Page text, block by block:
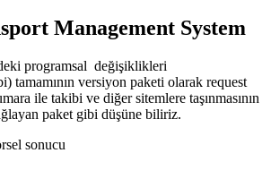
Management System
programsal değişiklikleri
tamamının versiyon paketi olarak request
ile takibi ve diğer sitemlere taşınmasının
paket gibi düşüne biliriz.